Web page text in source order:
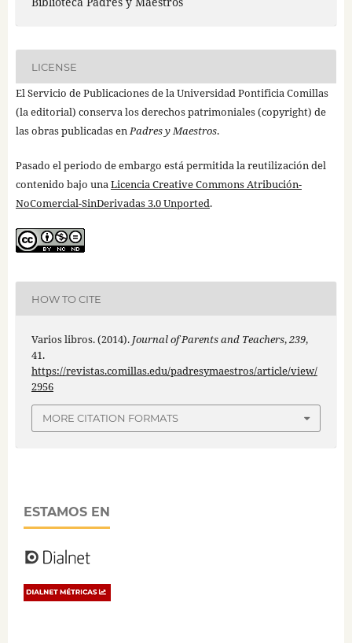
LICENSE
El Servicio de Publicaciones de la Universidad Pontificia Comillas
(la editorial) conserva los derechos patrimoniales (copyright) de
las obras publicadas enPadres y Maestros.
Pasado el periodo de embargo está permitida la reutilización del
contenido bajo unaLicencia Creative Commons Atribución-
NoComercial-SinDerivadas 3.0 Unported.
HOW TO CITE
Varios libros. (2014). Journal of Parents and Teachers,239,
41.
https://revistas.comillas.edu/padresymaestros/article/view/
2956
MORE CITATION FORMATS
ESTAMOS EN